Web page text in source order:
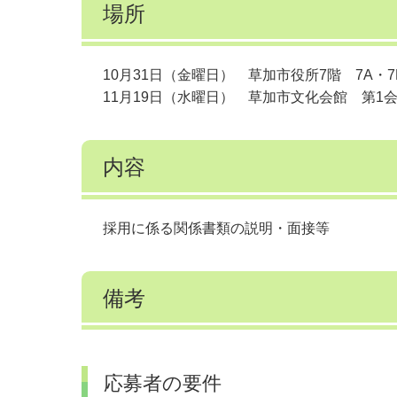
場所
10月31日（金曜日） 草加市役所7階 7A・
11月19日（水曜日） 草加市文化会館 第1
内容
採用に係る関係書類の説明・面接等
備考
応募者の要件